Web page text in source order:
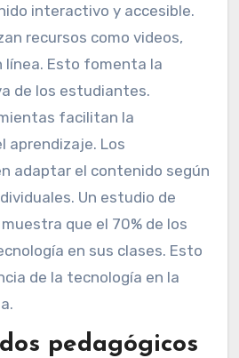
interactivo y accesible.
recursos como videos,
línea. Esto fomenta la
de los estudiantes.
facilitan la
aprendizaje. Los
adaptar el contenido según
Un estudio de
que el 70% de los
en sus clases. Esto
de la tecnología en la
pedagógicos